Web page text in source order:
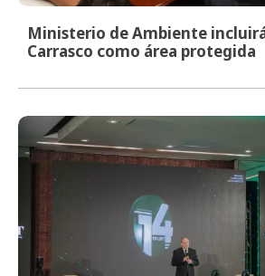
Ministerio de Ambiente
Carrasco como área protegida